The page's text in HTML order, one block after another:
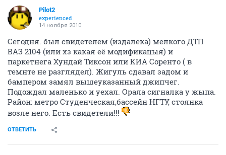
Pilot2
experienced
14 ноября 2010
Сегодня. был свидетелем (издалека) мелкого ДТП
ВАЗ 2104 (или хз какая её модификацыя) и
паркетнега Хундай Тиксон или КИА Соренто ( в
темнте не разглядел). Жигуль сдавал задом и
бампером замял вышеуказанный джипчег.
Подождал маленько и уехал. Орала сигналка у жыпа.
Район: метро Студенческая,бассейн НГТУ, стоянка
возле него. Есть свидетели!!!
ОТВЕТИТЬ